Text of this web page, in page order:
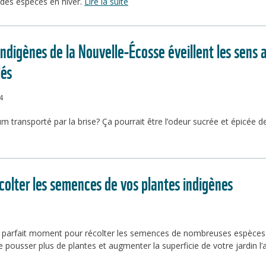
de la Nouvelle-Écosse éveillent les
transporté par la brise? Ça pourrait être l’odeur sucrée et épicée
les semences de vos plantes indigènes
parfait moment pour récolter les semences de nombreuses
pousser plus de plantes et augmenter la superficie de votre jardin